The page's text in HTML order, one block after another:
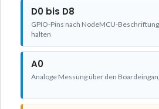
D0 bis D8
GPIO-Pins nach NodeMCU-
halten
A0
Analoge Messung über den